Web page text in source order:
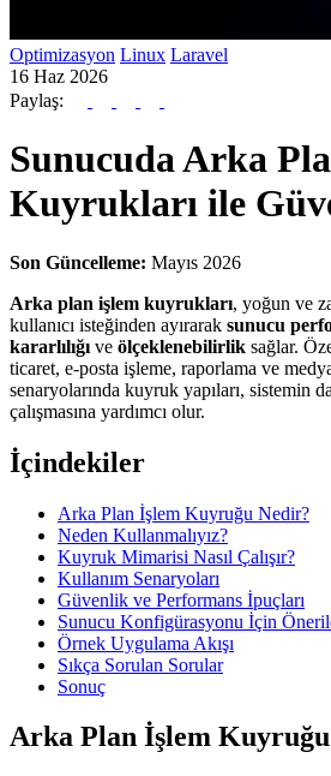
Optimizasyon Linux Laravel
16 Haz 2026
Paylaş:
Sunucuda Arka
Kuyrukları ile
Son Güncelleme: Mayıs 2026
Arka plan işlem kuyrukları, yoğun ve
kullanıcı isteğinden ayırarak sunucu
kararlılığı ve ölçeklenebilirlik sağlar.
ticaret, e-posta işleme, raporlama ve
senaryolarında kuyruk yapıları, sistemin
çalışmasına yardımcı olur.
İçindekiler
Arka Plan İşlem Kuyruğu Nedir?
Neden Kullanmalıyız?
Kuyruk Mimarisi Nasıl Çalışır?
Kullanım Senaryoları
Güvenlik ve Performans İpuçları
Sunucu Konfigürasyonu İçin
Örnek Uygulama Akışı
Sıkça Sorulan Sorular
Sonuç
Arka Plan İşlem